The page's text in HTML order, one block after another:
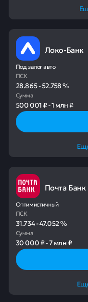
Локо-Банк
Под залог авто
ПСК
28.865-52.758%
Сумма
500 001 ₽-1 млн ₽
Почта Банк
Оптимистичный
ПСК
31.734-47.052%
Сумма
30 000 ₽-7 млн ₽